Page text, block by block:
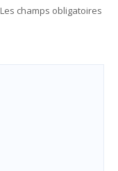
Les champs obligatoires